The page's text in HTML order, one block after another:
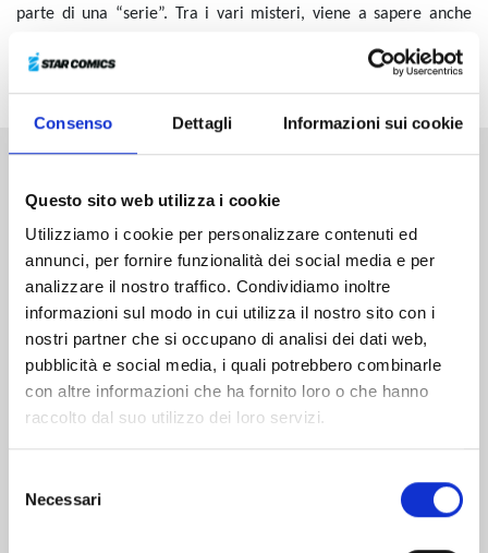
Consenso Dettagli Informazioni sui cookie
Questo sito web utilizza i cookie
Utilizziamo i cookie per personalizzare contenuti ed
annunci, per fornire funzionalità dei social media e per
analizzare il nostro traffico. Condividiamo inoltre
informazioni sul modo in cui utilizza il nostro sito con i
nostri partner che si occupano di analisi dei dati web,
pubblicità e social media, i quali potrebbero combinarle
con altre informazioni che ha fornito loro o che hanno
raccolto dal suo utilizzo dei loro servizi.
delNecessari
parte di una “serie”. Tra i vari misteri, viene a sapere anche
Terra...
Altri volumi della serie